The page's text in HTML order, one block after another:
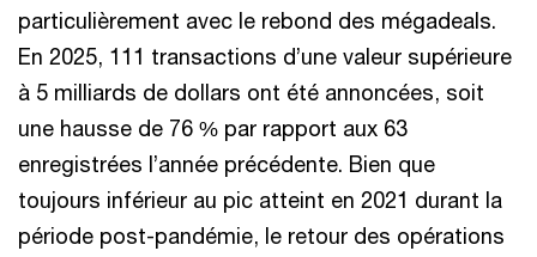
particulièrement avec le rebond des mégadeals.
En 2025, 111 transactions d’une valeur supérieure
à 5 milliards de dollars ont été annoncées, soit
une hausse de 76 % par rapport aux 63
enregistrées l’année précédente. Bien que
toujours inférieur au pic atteint en 2021 durant la
période post-pandémie, le retour des opérations